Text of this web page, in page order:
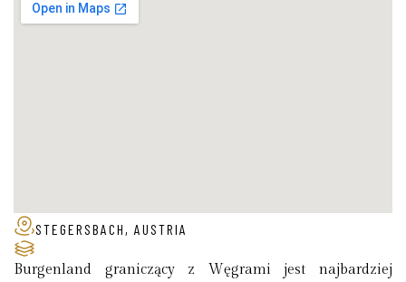
STEGERSBACH, AUSTRIA
Burgenland graniczący z Węgrami jest najbardziej